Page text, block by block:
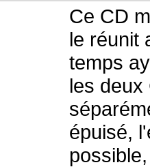
Ce CD
le réunit
temps
les deux
épuisé,